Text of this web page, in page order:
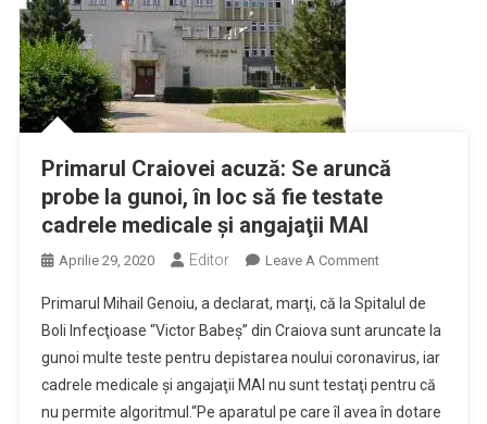
Primarul Craiovei acuză: Se aruncă
probe la gunoi, în loc să fie testate
cadrele medicale şi angajaţii MAI
Aprilie 29, 2020 Editor Leave A CommentOn
Craiovei
Acuză:
Se
Aruncă
Probe
Primarul Mihail Genoiu, a declarat, marţi, că la Spitalul de
Boli Infecţioase “Victor Babeş” din Craiova sunt aruncate la
gunoi multe teste pentru depistarea noului coronavirus, iar
cadrele medicale şi angajaţii MAI nu sunt testaţi pentru că
nu permite algoritmul.“Pe aparatul pe care îl avea în dotare